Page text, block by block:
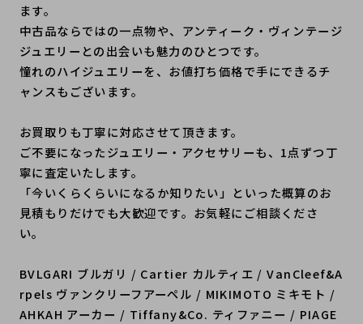
ます。
中古品ならではの一点物や、アンティーク・ヴィンテージ
ジュエリーとの出会いも魅力のひとつです。
憧れのハイジュエリーを、お値打ち価格で手にできるチ
ャンスもございます。
お買取りも丁寧に対応させて頂きます。
ご不要になったジュエリー・アクセサリーも、1点ずつ丁
寧に査定いたします。
「今いくらくらいになるか知りたい」といった概算のお
見積もりだけでも大歓迎です。お気軽にご相談くださ
い。
BVLGARI ブルガリ / Cartier カルティエ / VanCleef&A
rpels ヴァンクリーフアーペル / MIKIMOTO ミキモト /
AHKAH アーカー / Tiffany&Co. ティファニー / PIAGE